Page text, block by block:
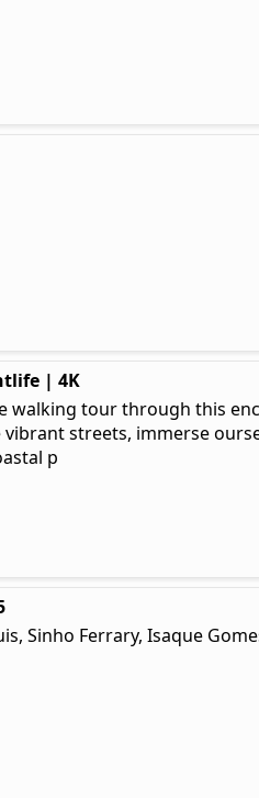
| 4K
walking tour through this
streets, immerse
p
Sinho Ferrary, Isaque